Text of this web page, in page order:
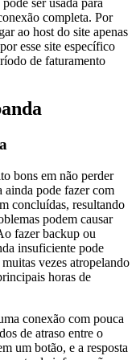
completa. Por
ao host do site apenas
esse site específico
de faturamento
bons em não perder
ainda pode fazer com
concluídas, resultando
podem causar
fazer backup ou
insuficiente pode
vezes atropelando
horas de
conexão com pouca
de atraso entre o
um botão, e a resposta